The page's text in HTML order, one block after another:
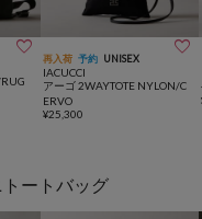
 再入荷 予約 UNISEX 
IACUCCI
アーゴ 2WAYTOTE NYLON/C
ERVO
¥25,300
ートバッグ